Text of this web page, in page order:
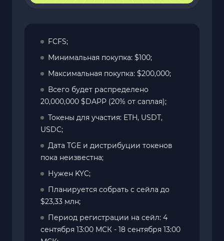
FCFS;
Минимальная покупка: $100;
Максимальная покупка: $200,000;
Всего будет распределено
20,000,000 $DAPP (20% от саплая);
Токены для участия: ETH, USDT,
USDC;
Дата TGE и дистрибуции токенов
пока неизвестна;
Нужен KYC;
Планируется собрать с сейла до
$23,33 млн;
Период регистрации на сейл: 4
сентября 13:00 МСК - 18 сентября 13:00